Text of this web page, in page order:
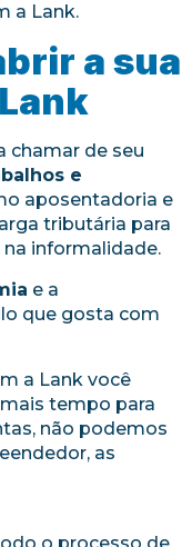
a Lank.
a sua
chamar de seu
e
aposentadoria e
tributária para
informalidade.
e a
que gosta com
a Lank você
tempo para
não podemos
as